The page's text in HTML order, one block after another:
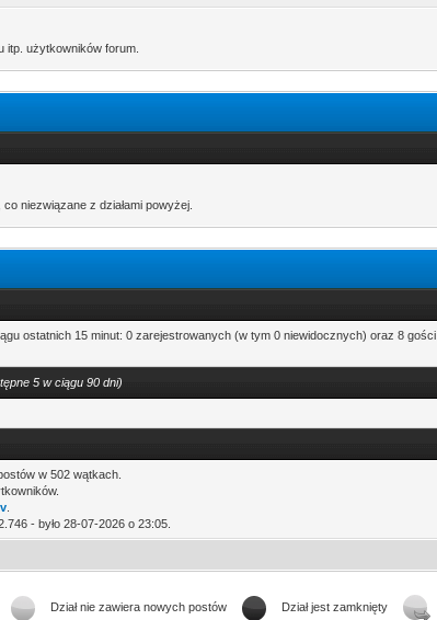
itp. użytkowników forum.
niezwiązane z działami powyżej.
ostatnich 15 minut: 0 zarejestrowanych (w tym 0 niewidocznych) oraz 8 gości.
5 w ciągu 90 dni)
w 502 wątkach.
- było 28-07-2026 o 23:05.
Dział nie zawiera nowych postów Dział jest zamknięty